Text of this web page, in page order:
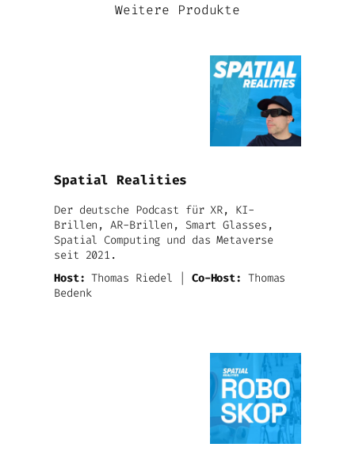
Weitere Produkte
Spatial Realities
Der deutsche Podcast für XR, KI-
Brillen, AR-Brillen, Smart Glasses,
Spatial Computing und das Metaverse
seit 2021.
Host: Thomas Riedel | Co-Host: Thomas
Bedenk